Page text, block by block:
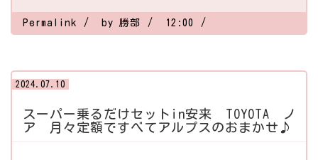
Permalink by 勝部 12:00
2024.07.10
スーパー乗るだけセットin安来 TOYOTA ノ
ア 月々定額ですべてアルプスのおまかせ♪